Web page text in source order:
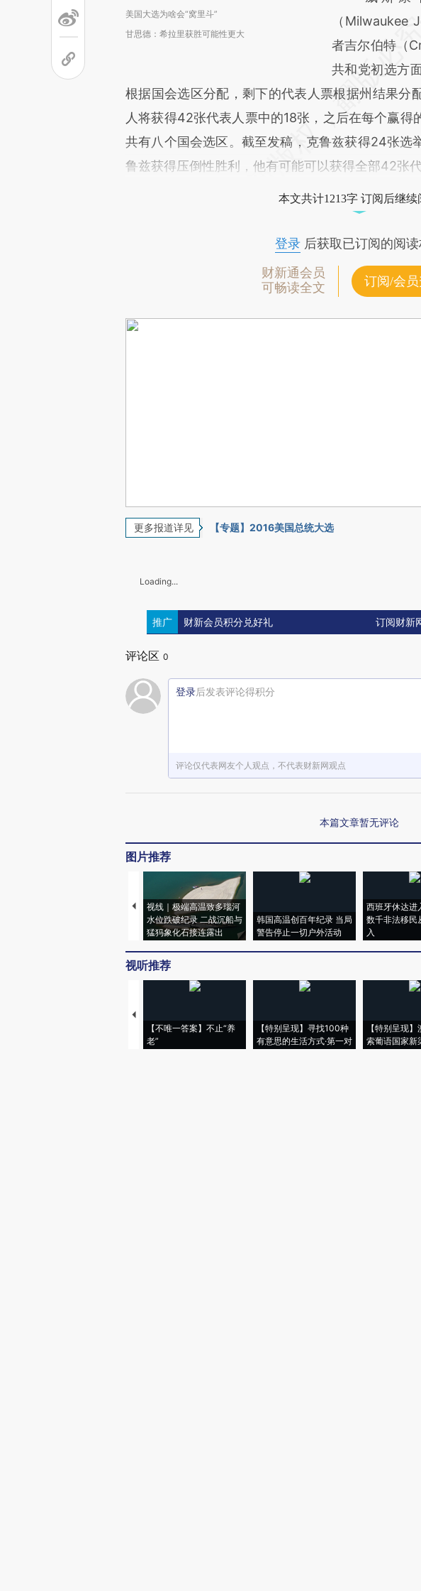
美国大选为啥会“窝里斗”
甘思德：希拉里获胜可能性更大
（Milwaukee
者吉尔伯特（
共和党初选方
根据国会选区分配，剩下的代表人票根据州结果分
人将获得42张代表人票中的18张，之后在每个赢得
共有八个国会选区。截至发稿，克鲁兹获得24张选
鲁兹获得压倒性胜利，他有可能可以获得全部42张代
本文共计1213字 订阅后继续
登录后获取已订阅的阅读
财新通会员
可畅读全文
订阅/会
更多报道详见 【专题】2016美国总统大选
Loading...
推广 财新会员积分兑好礼 订阅财新
评论区 0
登录后发表评论得积分
评论仅代表网友个人观点，不代表财新网观点
本篇文章暂无评论
图片推荐
视线｜极端高温致多瑙河
水位跌破纪录 二战沉船与
猛犸象化石接连露出
韩国高温创百年纪录 当局
警告停止一切户外活动
西班牙休达进
数千非法移民
入
视听推荐
【不唯一答案】不止“养
老”
【特别呈现】寻找100种
有意思的生活方式·第一对
【特别呈现
索葡语国家新